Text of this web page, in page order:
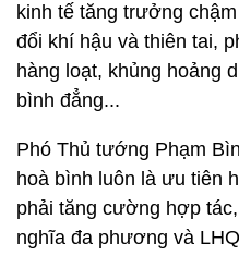
kinh tế tăng trưởng
đổi khí hậu và thiên tai,
hàng loạt, khủng hoảng
bình đẳng...
Phó Thủ tướng Phạm
hoà bình luôn là ưu tiên
phải tăng cường hợp
nghĩa đa phương và